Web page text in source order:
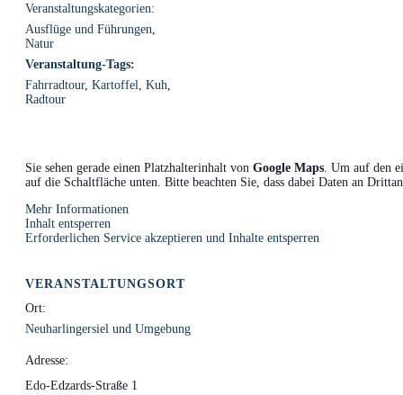
Veranstaltungskategorien:
Ausflüge und Führungen
Natur
Veranstaltung-Tags:
Fahrradtour, Kartoffel Kuh
Radtour
VERANSTALTUNGSORT
Ort:
Neuharlingersiel und Umgebung
Adresse:
Edo-Edzards-Straße 1
Sie sehen gerade einen Platzhalterinhalt von Google Maps . Um auf den
auf die Schaltfläche unten. Bitte beachten Sie, dass dabei Daten an
Mehr Informationen
Inhalt entsperren
Erforderlichen Service akzeptieren und Inhalte entsperren